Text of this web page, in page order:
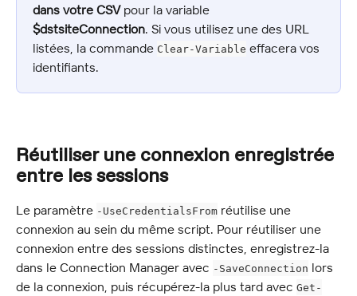
dans votre CSV pour la variable
$dstsiteConnection. Si vous utilisez une des URL
listées, la commande Clear-Variable effacera vos
identifiants.
Réutiliser une connexion enregistrée
entre les sessions
Le paramètre -UseCredentialsFrom réutilise une
connexion au sein du même script. Pour réutiliser une
connexion entre des sessions distinctes, enregistrez-la
dans le Connection Manager avec -SaveConnection lors
de la connexion, puis récupérez-la plus tard avec Get-